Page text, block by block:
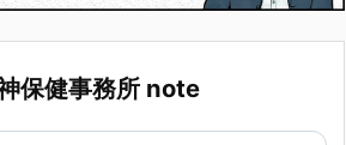
保健事務所 note